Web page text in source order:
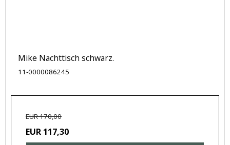
Mike Nachttisch schwarz.
11-0000086245
EUR 170,00
EUR 117,30